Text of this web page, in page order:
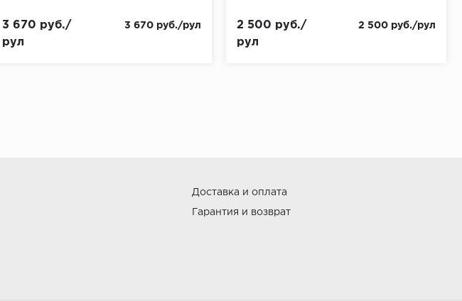
3 670 руб./
рул
3 670 руб./рул
2 500 руб./
рул
2 500 руб./рул
Доставка и оплата
Гарантия и возврат